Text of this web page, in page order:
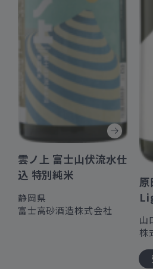
雲ノ上 富士山伏流水仕
込 特別純米
静岡県
富士高砂酒造株式会社
山
株